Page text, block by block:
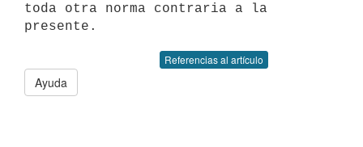
toda otra norma contraria a la
Referencias al artículo
Ayuda